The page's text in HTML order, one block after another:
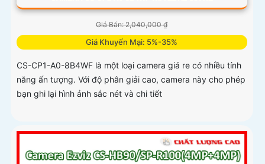
Giá Bán: 2,040,000 ₫
Giá Khuyến Mại: 5%-35%
CS-CP1-A0-8B4WF là một loại camera giá re có nhiều tính
năng ấn tượng. Với độ phân giải cao, camera này cho phép
bạn ghi lại hình ảnh sắc nét và chi tiết